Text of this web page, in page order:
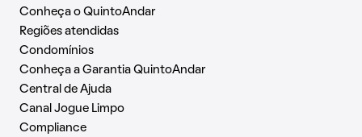
Conheça o QuintoAndar
Regiões atendidas
Condomínios
Conheça a Garantia QuintoAndar
Central de Ajuda
Canal Jogue Limpo
Compliance